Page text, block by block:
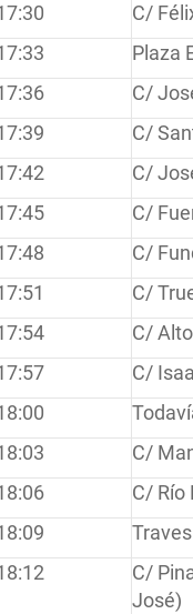
C/
Plaza
C/
C/
C/
C/
C/
C/
C/
C/
C/
C/ Río
C/
José)